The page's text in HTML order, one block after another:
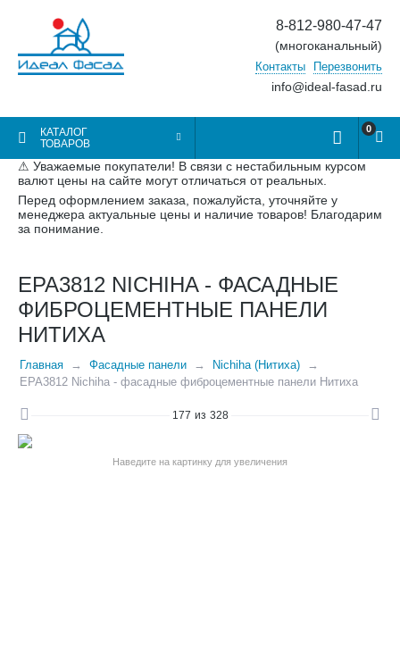
8-812-980-47-47
(многоканальный)
Контакты Перезвонить
info@ideal-fasad.ru
КАТАЛОГ
ТОВАРОВ
0
⚠ Уважаемые покупатели! В связи с нестабильным курсом
валют цены на сайте могут отличаться от реальных.
Перед оформлением заказа, пожалуйста, уточняйте у
менеджера актуальные цены и наличие товаров! Благодарим
за понимание.
EPA3812 NICHIHA - ФАСАДНЫЕ
ФИБРОЦЕМЕНТНЫЕ ПАНЕЛИ
НИТИХА
Главная Фасадные панели
Nichiha (Нитиха)
EPA3812 Nichiha - фасадные фиброцементные панели Нитиха
177 из 328
Наведите на картинку для увеличения